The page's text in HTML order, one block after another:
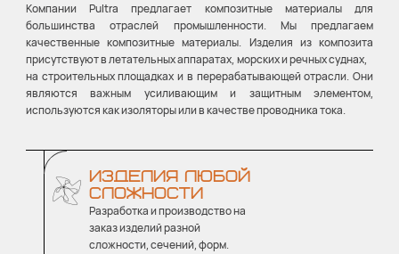
Компании Pultra предлагает композитные материалы для
большинства отраслей промышленности. Мы предлагаем
качественные композитные материалы. Изделия из композита
присутствуют в летательных аппаратах, морских и речных суднах,
на строительных площадках и в перерабатывающей отрасли. Они
являются важным усиливающим и защитным элементом,
используются как изоляторы или в качестве проводника тока.
ИЗДЕЛИЯ ЛЮБОЙ
СЛОЖНОСТИ
Разработка и производство на
заказ изделий разной
сложности, сечений, форм.